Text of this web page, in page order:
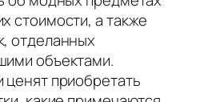
стоимости, а также
отделанных
объектами.
приобретать